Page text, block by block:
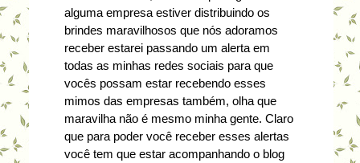
alguma empresa estiver distribuindo os
brindes maravilhosos que nós adoramos
receber estarei passando um alerta em
todas as minhas redes sociais para que
vocês possam estar recebendo esses
mimos das empresas também, olha que
maravilha não é mesmo minha gente. Claro
que para poder você receber esses alertas
você tem que estar acompanhando o blog